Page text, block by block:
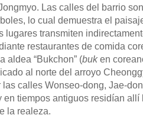
Las calles del barrio
lo cual demuestra el
lugares transmiten
restaurantes de comida
aldea “Bukchon” (buken
al norte del arroyo
las calles Wonseo-dong, Jae-
en tiempos antiguos residían
la realeza.